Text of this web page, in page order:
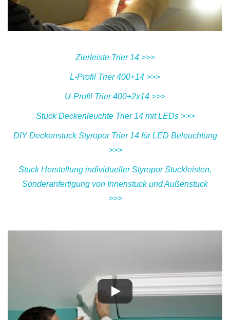
Zierleiste Trier 14 >>>
L-Profil Trier 400+14 >>>
U-Profil Trier 400+2x14 >>>
Stuck Deckenleuchte Trier 14 mit LEDs >>>
DIY Deckenstuck Styropor Trier 14 für LED Beleuchtung
>>>
Stuck Herstellung individueller Styropor Stuckleisten,
Sonderanfertigung von Innenstuck und Außenstuck
>>>